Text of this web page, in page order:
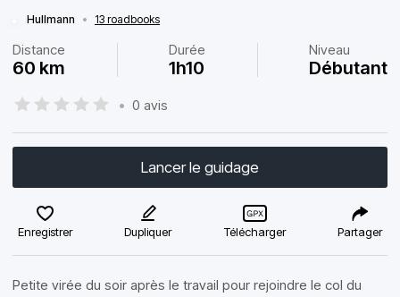
Hullmann • 13 roadbooks
Distance
60 km
Durée
1h10
Niveau
Débutant
• 0 avis
Lancer le guidage
Enregistrer Dupliquer Télécharger Partager
Petite virée du soir après le travail pour rejoindre le col du